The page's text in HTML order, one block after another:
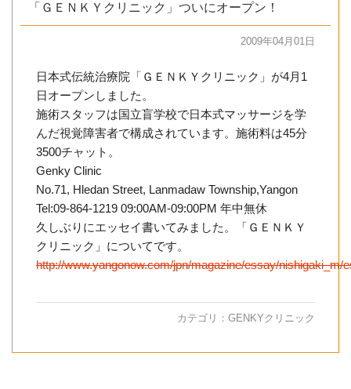
「ＧＥＮＫＹクリニック」ついにオープン！
2009年04月01日
日本式伝統治療院「ＧＥＮＫＹクリニック」が4月1
日オープンしました。
施術スタッフは国立盲学校で日本式マッサージを学
んだ視覚障害者で構成されています。施術料は45分
3500チャット。
Genky Clinic
No.71, Hledan Street, Lanmadaw Township,Yangon
Tel:09-864-1219 09:00AM-09:00PM 年中無休
久しぶりにエッセイ書いてみました。「ＧＥＮＫＹ
クリニック」についてです。
http://www.yangonow.com/jpn/magazine/essay/nishigaki_m/
カテゴリ： GENKYクリニック